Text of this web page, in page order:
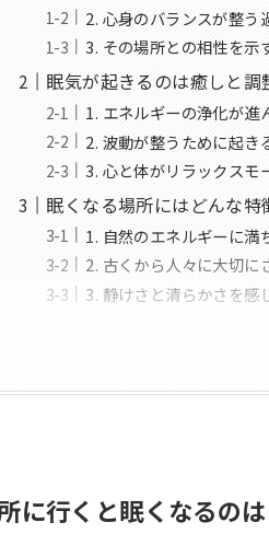
2. 心身のバランスが整う
3. その場所との相性を示
眠気が起きるのは癒しと調
1. エネルギーの浄化が進
2. 波動が整うために起き
3. 心と体がリラックスモ
眠くなる場所にはどんな特
1. 自然のエネルギーに満
2. 古くから人々に大切に
3. 静けさと清らかさを感
に行くと眠くなるの